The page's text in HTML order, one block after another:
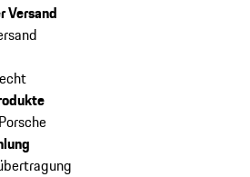
Versand